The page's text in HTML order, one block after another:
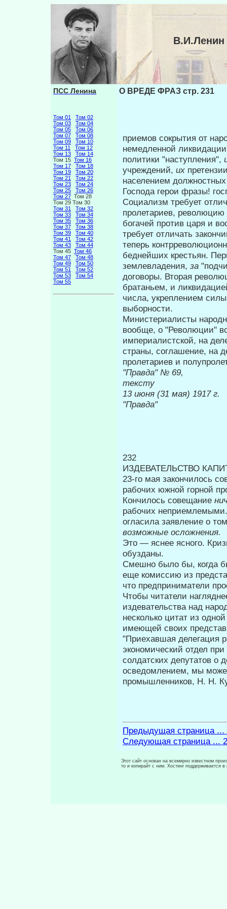
ПСС Ленина
Том 01
Том 02
Том 03
Том 04
Том 05
Том 06
Том 07
Том 08
Том 09
Том 10
Том 11
Том 12
Том 13
Том 14
Том 15 Том 16
Том 17
Том 18
Том 19
Том 20
Том 21
Том 22
Том 23
Том 24
Том 25
Том 26
Том 27 Том 28
Том 29 Том 30
Том 31
Том 32
Том 33
Том 34
Том 35
Том 36
Том 37
Том 38
Том 39
Том 40
Том 41
Том 42
Том 43
Том 44
Том 45 Том 46
Том 47
Том 48
Том 49
Том 50
Том 51
Том 52
Том 53
Том 54
Том 55
О ВРЕДЕ ФРАЗ стр. 231
приемов сокрытия от
немедленной
политики "наступления",
учреждений, их
населением
Господа герои фразы!
Социализм требует
пролетариев,
богачей против царя и
требует отличать
теперь
беднейших крестьян.
землевладения, за
договоры. Вторая
братаньем, и
числа, укреплением
выборности.
Министериалисты
вообще, о "Революции"
империалистской, на
страны, соглашение, на
пролетариев и
"Правда"
тексту
13 июня
"Правда"
232
ИЗДЕВАТЕЛЬСТВО
23-го мая закончилось
рабочих юж­ной горной
Кончилось совещание
рабо­чих
огласила заявле­ние о
возможные осложнения.
Это — яснее ясного.
обуз­даны.
Смешно было бы, когда
еще ко­миссию из
что предприни­матели
Чтобы читатели
издевательства над
несколько цитат из
имеющей своих
"Приехавшая делегация
экономический отдел
солдатских депутатов о
осведомлением, мы
про­мышленников, Η. Η.
Предыдущая страница ...
Следующая страница ...
Этот сайт основан на всемирно известном
то и копирайт с ним. Хостинг поддерживается